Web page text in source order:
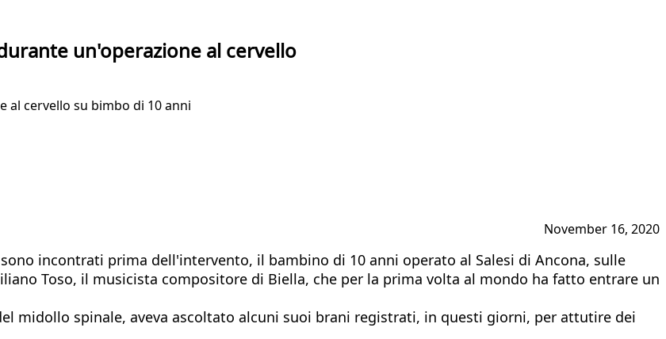
un'operazione al cervello
al cervello su bimbo di 10 anni
November 16, 2020
incontrati prima dell'intervento, il bambino di 10 anni operato al Salesi di Ancona, sulle
Toso, il musicista compositore di Biella, che per la prima volta al mondo ha fatto entrare un
midollo spinale, aveva ascoltato alcuni suoi brani registrati, in questi giorni, per attutire dei